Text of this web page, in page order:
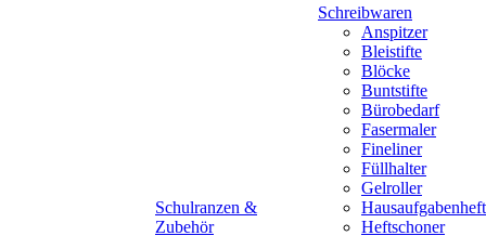
Schulranzen &
Zubehör
Schreibwaren
Anspitzer
Bleistifte
Blöcke
Buntstifte
Bürobedarf
Fasermaler
Fineliner
Füllhalter
Gelroller
Hausaufgabenheft
Heftschoner